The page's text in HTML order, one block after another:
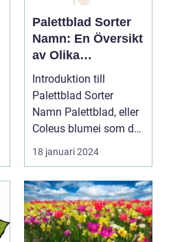
Palettblad Sorter
Namn: En Översikt
av Olika
Variationer och
Egenskaper
Introduktion till
Palettblad Sorter
Namn Palettblad, eller
Coleus blumei som det
vetenskapligt kall...
18 januari 2024